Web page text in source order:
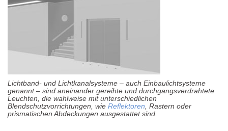
Lichtband- und Lichtkanalsysteme – auch Einbaulichtsysteme
genannt – sind aneinander gereihte und durchgangsverdrahtete
Leuchten, die wahlweise mit unterschiedlichen
Blendschutzvorrichtungen, wie Reflektoren , Rastern oder
prismatischen Abdeckungen ausgestattet sind.